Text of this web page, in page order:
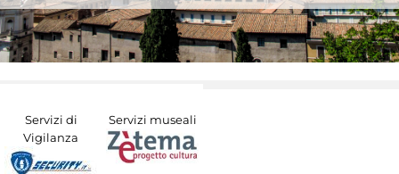
Servizi di
Vigilanza
Servizi museali